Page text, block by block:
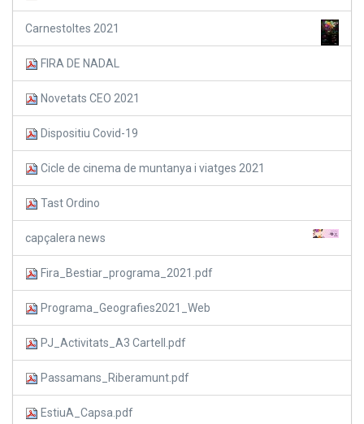
Carnestoltes 2021
FIRA DE NADAL
Novetats CEO 2021
Dispositiu Covid-19
Cicle de cinema de muntanya i viatges 2021
Tast Ordino
capçalera news
Fira_Bestiar_programa_2021.pdf
Programa_Geografies2021_Web
PJ_Activitats_A3 Cartell.pdf
Passamans_Riberamunt.pdf
EstiuA_Capsa.pdf